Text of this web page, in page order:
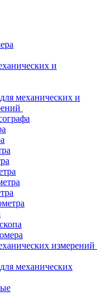
и
механических и
измерений
механических